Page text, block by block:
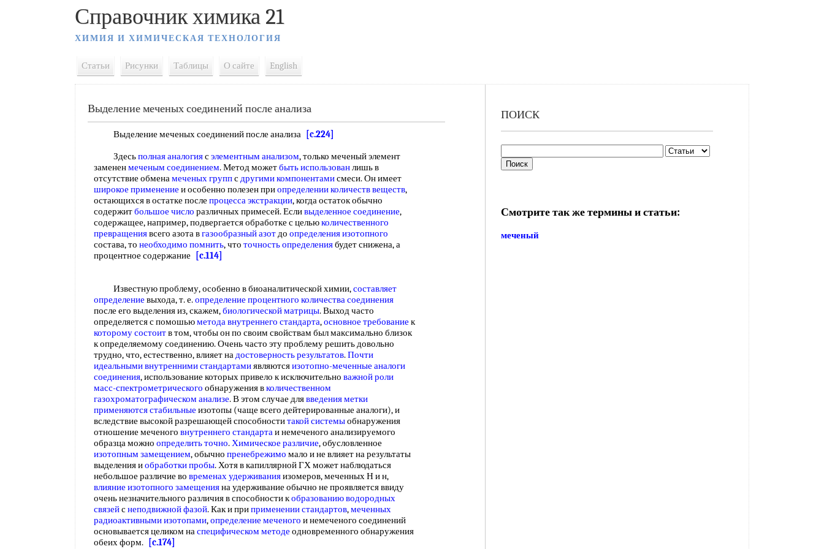
Справочник химика 21
ХИМИЯ И ХИМИЧЕСКАЯ ТЕХНОЛОГИЯ
Статьи Рисунки Таблицы О сайте English
Выделение меченых соединений после анализа
Выделение меченых соединений после анализа
[c.224]
Здесьполная аналогиясэлементным анализом, только меченый элемент
замененмеченым соединением. Метод можетбыть использованлишь в
отсутствие обменамеченых группсдругими компонентамисмеси. Он имеет
широкое применение и особенно полезен приопределении количеств веществ,
остающихся в остатке после процесса экстракции, когда остаток обычно
содержитбольшое число различных примесей. Есливыделенное соединение,
содержащее, например, подвергается обработке с цельюколичественного
превращениявсего азота вгазообразный азотдо определения изотопного
состава, то необходимо помнить, что точность определениябудет снижена, а
процентное содержание
[c.114]
Известную проблему, особенно в биоаналитической химии,составляет
определение выхода, т. е.определение процентного количества соединения
после его выделения из, скажем,биологической матрицы. Выход часто
определяется с помошьюметода внутреннего стандарта,основное требование к
которому состоитв том, чтобы он по своим свойствам был максимально близок
к определяемому соединению. Очень часто эту проблему решить довольно
трудно, что, естественно, влияет надостоверность результатов.Почти
идеальнымивнутренними стандартамиявляютсяизотопно-меченные аналоги
соединения, использование которых привело к исключительно важной роли
масс-спектрометрического обнаружения вколичественном
газохроматографическом анализе. В этом случае длявведения метки
применяются стабильные изотопы (чаще всего дейтерированные аналоги), и
вследствие высокой разрешающей способноститакой системыобнаружения
отношение меченого внутреннего стандартаи немеченого анализируемого
образца можно определить точно.Химическое различие, обусловленное
изотопным замещением, обычно пренебрежимо мало и не влияет на результаты
выделения иобработки пробы. Хотя в капиллярной ГХ может наблюдаться
небольшое различие во временах удерживанияизомеров, меченных Н и н,
влияние изотопного замещенияна удерживание обычно не проявляется ввиду
очень незначительного различия в способности кобразованию водородных
связейснеподвижной фазой. Как и приприменении стандартов,меченных
радиоактивными изотопами,определение меченого и немеченого соединений
основывается целиком наспецифическом методе одновременного обнаружения
обеих форм.
[c.174]
ПОИСК
Смотрите так же термины и статьи:
меченый